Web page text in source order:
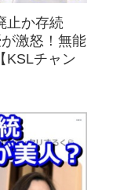
止か存続
激怒！無能
KSLチャン